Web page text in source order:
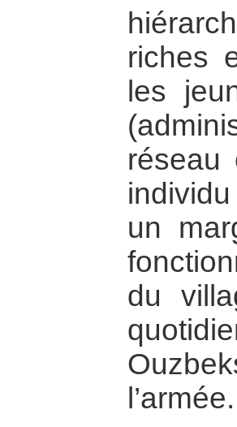
riches
les
réseau
un
du
l’armée.